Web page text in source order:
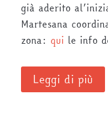
già aderito
Martesana
zona: qui le info
Leggi di più